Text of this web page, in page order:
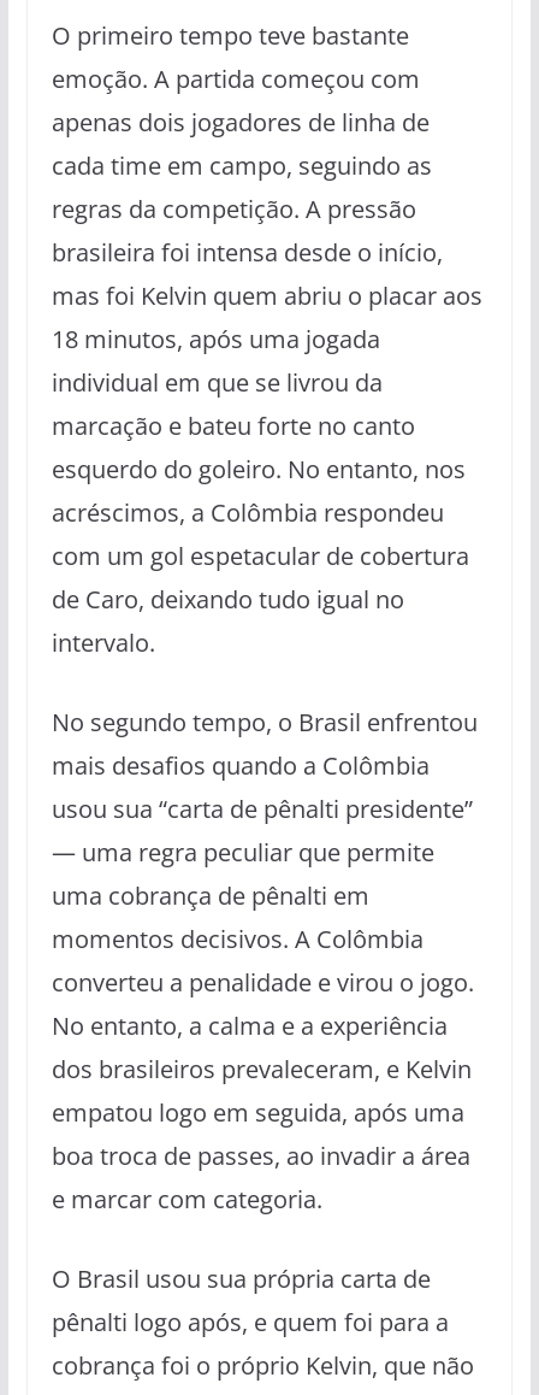
O primeiro tempo teve bastante
emoção. A partida começou com
apenas dois jogadores de linha de
cada time em campo, seguindo as
regras da competição. A pressão
brasileira foi intensa desde o início,
mas foi Kelvin quem abriu o placar aos
18 minutos, após uma jogada
individual em que se livrou da
marcação e bateu forte no canto
esquerdo do goleiro. No entanto, nos
acréscimos, a Colômbia respondeu
com um gol espetacular de cobertura
de Caro, deixando tudo igual no
intervalo.
No segundo tempo, o Brasil enfrentou
mais desafios quando a Colômbia
usou sua “carta de pênalti presidente”
— uma regra peculiar que permite
uma cobrança de pênalti em
momentos decisivos. A Colômbia
converteu a penalidade e virou o jogo.
No entanto, a calma e a experiência
dos brasileiros prevaleceram, e Kelvin
empatou logo em seguida, após uma
boa troca de passes, ao invadir a área
e marcar com categoria.
O Brasil usou sua própria carta de
pênalti logo após, e quem foi para a
cobrança foi o próprio Kelvin, que não